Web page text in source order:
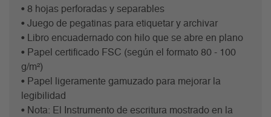
• 8 hojas perforadas y separables
• Juego de pegatinas para etiquetar y archivar
• Libro encuadernado con hilo que se abre en plano
• Papel certificado FSC (según el formato 80 - 100
g/m²)
• Papel ligeramente gamuzado para mejorar la
legibilidad
• Nota: El Instrumento de escritura mostrado en la